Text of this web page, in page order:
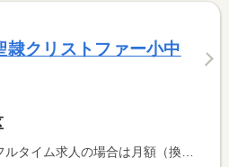
隷クリストファー小中
額（換算額）、パート求人の場合は時間額を表示しています。